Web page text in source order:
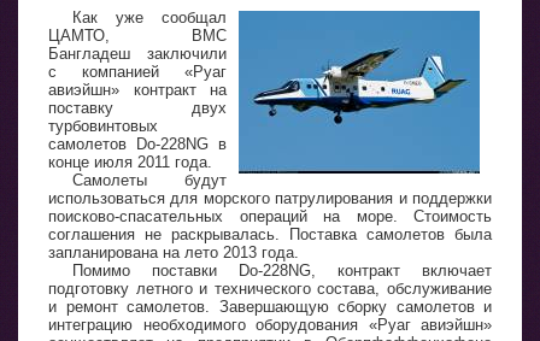
Как уже сообщал
ЦАМТО, ВМС
Бангладеш заключили
с компанией «Руаг
авиэйшн» контракт на
поставку двух
турбовинтовых
самолетов Do-228NG в
конце июля 2011 года.
Самолеты будут
использоваться для морского патрулирования и поддержки
поисково-спасательных операций на море. Стоимость
соглашения не раскрывалась. Поставка самолетов была
запланирована на лето 2013 года.
Помимо поставки Do-228NG, контракт включает
подготовку летного и технического состава, обслуживание
и ремонт самолетов. Завершающую сборку самолетов и
интеграцию необходимого оборудования «Руаг авиэйшн»